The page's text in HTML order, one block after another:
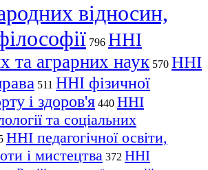
відносин,
796 ННІ
та аграрних наук 570 ННІ
511 ННІ фізичної
і здоров'я 440 ННІ
та соціальних
ННІ педагогічної освіти,
і мистецтва 372 ННІ